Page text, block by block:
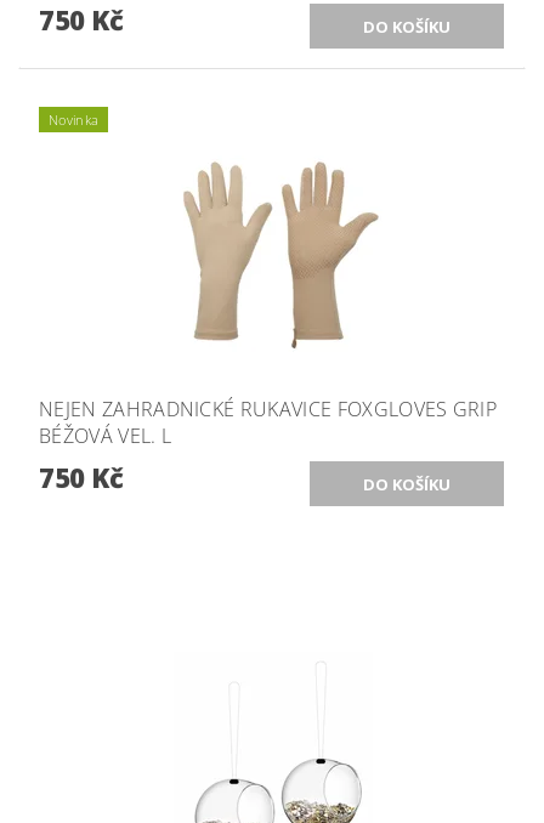
750 Kč
Novinka
NEJEN ZAHRADNICKÉ RUKAVICE FOXGLOVES GRIP
BÉŽOVÁ VEL. L
750 Kč